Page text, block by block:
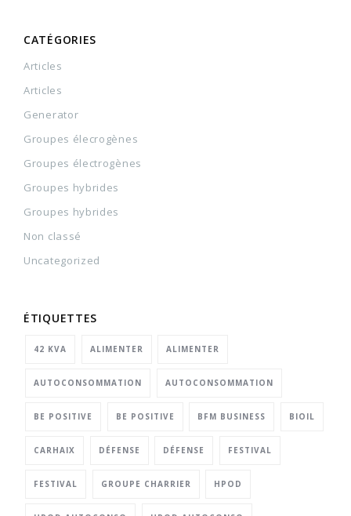
CATÉGORIES
Articles
Articles
Generator
Groupes élecrogènes
Groupes électrogènes
Groupes hybrides
Groupes hybrides
Non classé
Uncategorized
ÉTIQUETTES
42 KVA ALIMENTER ALIMENTER
AUTOCONSOMMATION AUTOCONSOMMATION
BE POSITIVE BE POSITIVE BFM BUSINESS BIOIL
CARHAIX DÉFENSE DÉFENSE FESTIVAL
FESTIVAL GROUPE CHARRIER HPOD